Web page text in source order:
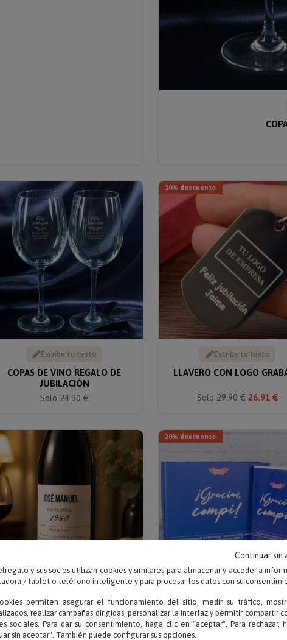
Escribe tu texto
COPAS DE VINO REGALO DE
JUBILACIÓN
Solo 24.90 €
10% descuento
Escribe tu texto
LLAVERO CON LOGO
Solo 29.90 € 26.91 €
Escribe tu texto
BOTELLA DE VINO
PERSONALIZADA COSECHA
20% descuento
Escribe tu texto
LIBRO ¡GRACIAS COMPI!
TARJETA PERSONALIZADA
y sus socios utilizan cookies y similares para almacenar y acceder a
/ tablet o teléfono inteligente y para procesar los datos con su
permiten asegurar el funcionamiento del sitio, medir su tráfico,
realizar campañas dirigidas, personalizar la interfaz y permitir compartir
sociales. Para dar su consentimiento, haga clic en "aceptar". Para rechazar,
sin aceptar". También puede configurar sus opciones.
Continuar sin